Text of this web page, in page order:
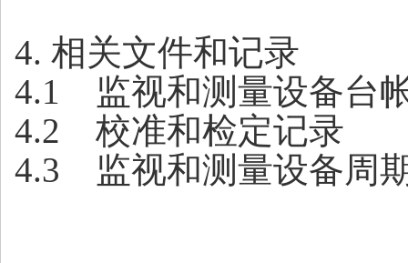
4. 相关文件和记录
4.1 监视和测量设备台
4.2 校准和检定记录
4.3 监视和测量设备周